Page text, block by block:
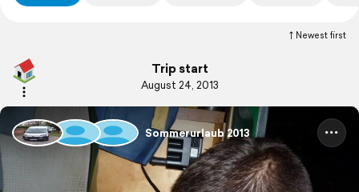
Newest first
Trip start
August 24, 2013
Sommerurlaub 2013